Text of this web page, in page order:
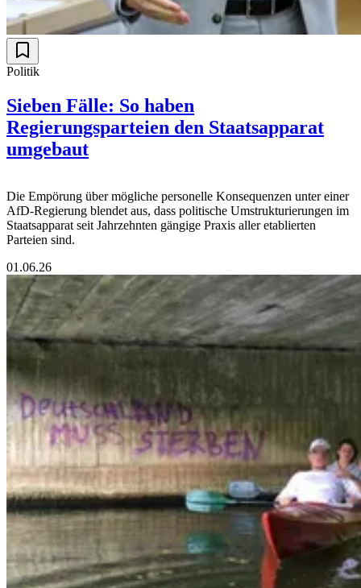
Politik
Sieben Fälle: So haben
Regierungsparteien den Staatsapparat
umgebaut
Die Empörung über mögliche personelle Konsequenzen unter einer
AfD-Regierung blendet aus, dass politische Umstrukturierungen im
Staatsapparat seit Jahrzehnten gängige Praxis aller etablierten
Parteien sind.
01.06.26